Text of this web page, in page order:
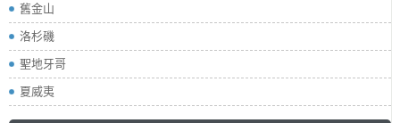
舊金山
洛杉磯
聖地牙哥
夏威夷